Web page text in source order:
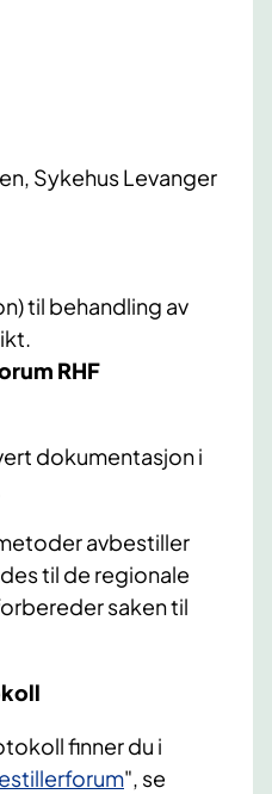
Sykehus Levanger
til behandling av
RHF
dokumentasjon i
avbestiller
til de regionale
saken til
finner du i
", se